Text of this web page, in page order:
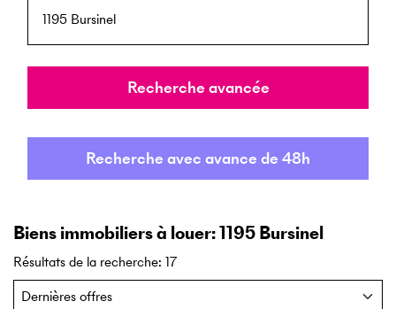
Rayon
Recherche avancée
Recherche avec avance de 48h
Biens immobiliers à louer: 1195 Bursinel
Résultats de la recherche: 17